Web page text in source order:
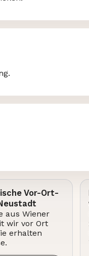
Vor-Ort-
aus Wiener
wir vor Ort
erhalten